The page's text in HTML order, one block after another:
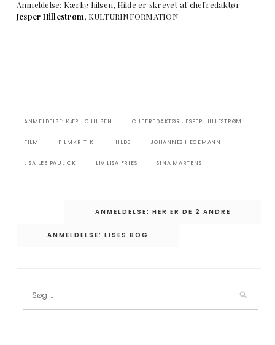
Anmeldelse: Kærlig hilsen, Hilde er skrevet af chefredaktør
Jesper Hillestrøm, KULTURINFORMATION
ANMELDELSE: KÆRLIG HILSEN CHEFREDAKTØR JESPER HILLESTRØM
FILM FILMKRITIK HILDE JOHANNES HEGEMANN
LISA LEE PAULICK LIV LISA FRIES SINA MARTENS
IndlægsnavigationANMELDELSE: HER ER DE 2 ANDRE
ANMELDELSE: LISES BOG